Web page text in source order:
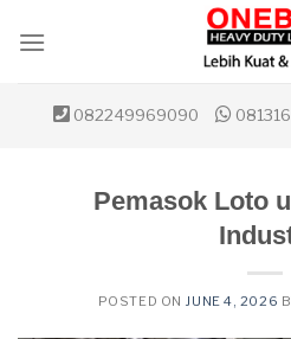
082249969090
Pemasok Loto
POSTED ON JUNE 4, 2026